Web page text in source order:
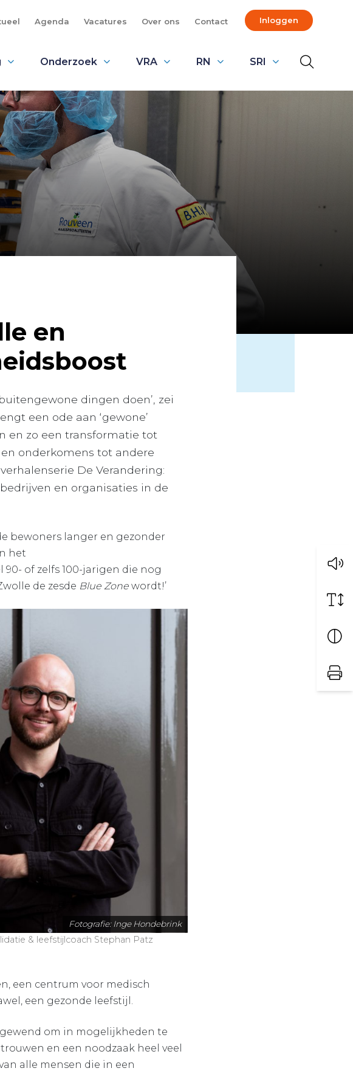
Agenda Vacatures Over ons Contact Inloggen
Onderzoek VRA RN SRI
en
dingen doen’, zei
een ode aan ‘gewone’
en zo een transformatie tot
onderkomens tot andere
De Verandering:
en organisaties in de
bewoners langer en gezonder
het
of zelfs 100-jarigen die nog
de zesde Blue Zone wordt!’
Fotografie: Inge Hondebrink
& leefstijlcoach Stephan Patz
een centrum voor medisch
een gezonde leefstijl.
om in mogelijkheden te
en een noodzaak heel veel
alle mensen die in een